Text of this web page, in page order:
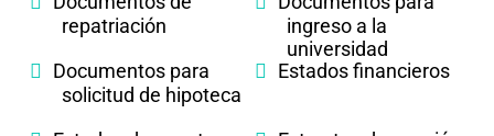
repatriación
ingreso a la
universidad
Documentos para
solicitud de hipoteca
Estados financieros